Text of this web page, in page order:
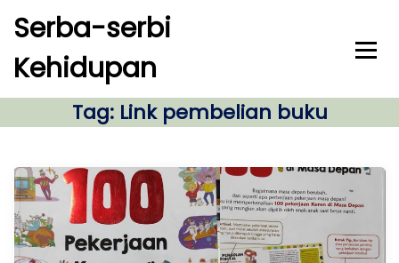
c
Serba-serbi
Kehidupan
Tag: Link pembelian buku